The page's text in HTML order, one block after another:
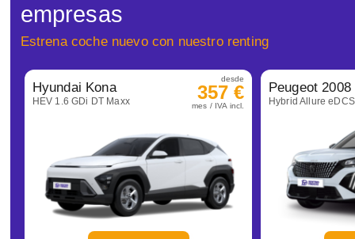
empresas
Estrena coche nuevo con nuestro renting
Hyundai Kona
HEV 1.6 GDi DT Maxx
desde
357 €
mes / IVA incl.
Peugeot 2008
Hybrid Allure